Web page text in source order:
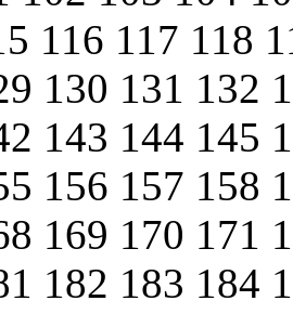
116 117 118
130 131 132
143 144 145
156 157 158
169 170 171
182 183 184